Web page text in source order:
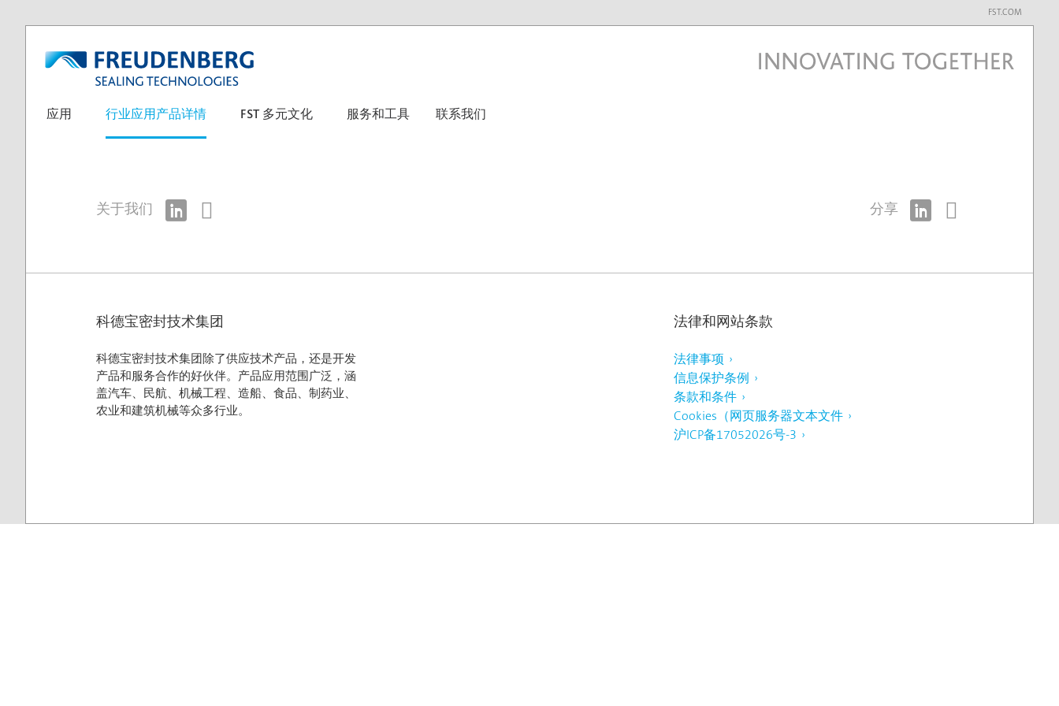
FST.COM
应用 行业应用产品详情 FST 多元文化 服务和工具 联系我们
关于我们 分享
科德宝密封技术集团
科德宝密封技术集团除了供应技术产品，还是开发
产品和服务合作的好伙伴。产品应用范围广泛，涵
盖汽车、民航、机械工程、造船、食品、制药业、
农业和建筑机械等众多行业。
法律和网站条款
法律事项
信息保护条例
条款和条件
Cookies（网页服务器文本文件
沪ICP备17052026号-3